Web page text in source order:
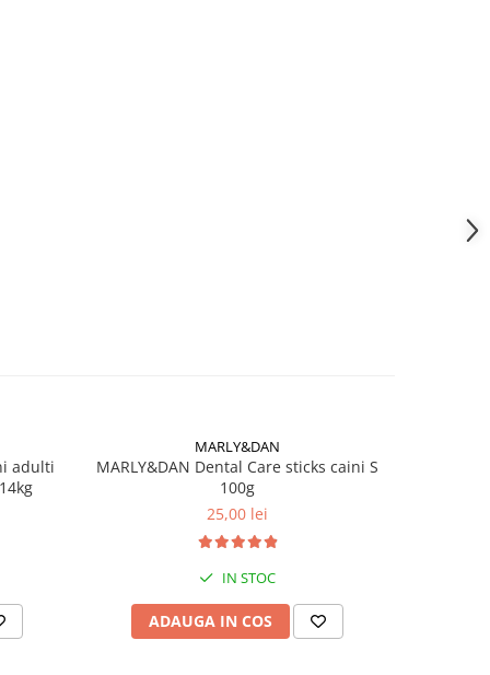
adulti
MARLY&DAN
MARLY&DAN Dental Care sticks caini S
100g
25,00 lei
IN STOC
ADAUGA IN COS